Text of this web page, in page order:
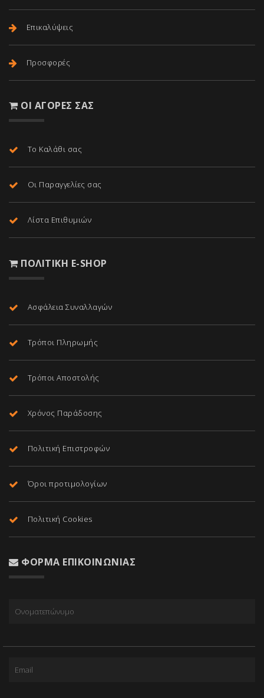
Επικαλύψεις
Προσφορές
ΟΙ ΑΓΟΡΈΣ ΣΑΣ
Το Καλάθι σας
Οι Παραγγελίες σας
Λίστα Επιθυμιών
ΠΟΛΙΤΙΚΉ E-SHOP
Ασφάλεια Συναλλαγών
Τρόποι Πληρωμής
Τρόποι Αποστολής
Χρόνος Παράδοσης
Πολιτική Επιστροφών
Όροι προτιμολογίων
Πολιτική Cookies
ΦΌΡΜΑ ΕΠΙΚΟΙΝΩΝΊΑΣ